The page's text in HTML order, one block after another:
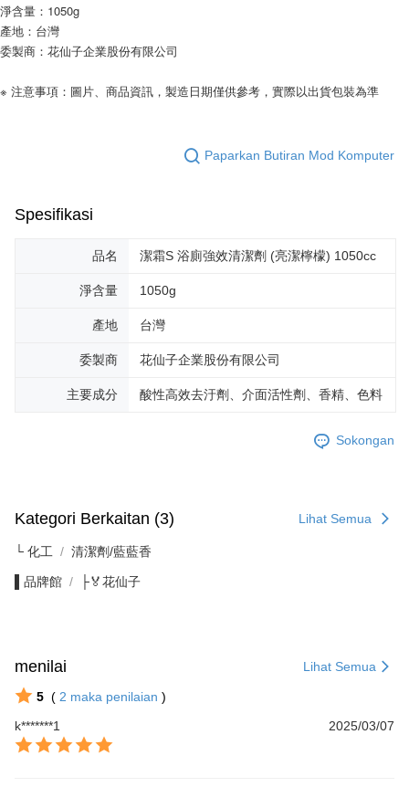
淨含量：1050g
產地：台灣
委製商：花仙子企業股份有限公司
※ 注意事項：圖片、商品資訊，製造日期僅供參考，實際以出貨包裝為準
Paparkan Butiran Mod Komputer
Spesifikasi
品名 潔霜S 浴廁強效清潔劑 (亮潔檸檬) 1050cc
淨含量 1050g
產地 台灣
委製商 花仙子企業股份有限公司
主要成分 酸性高效去汙劑、介面活性劑、香精、色料
Sokongan
Kategori Berkaitan (3) Lihat Semua
└ 化工 清潔劑/藍藍香
▌品牌館 ├🏅花仙子
menilai Lihat Semua
5 ( 2 maka penilaian )
k*******1
2025/03/07